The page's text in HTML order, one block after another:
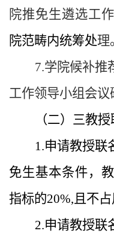
院推免生遴选工
院范畴内统筹处理
7.学院候补推
工作领导小组会议
（二）三教
1.申请教授联
免生基本条件，
指标的20%,且不占
2.申请教授联